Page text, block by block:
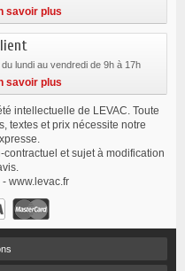
savoir plus
lundi au vendredi de 9h à 17h
savoir plus
intellectuelle de LEVAC. Toute
textes et prix nécessite notre
et sujet à modification
www.levac.fr